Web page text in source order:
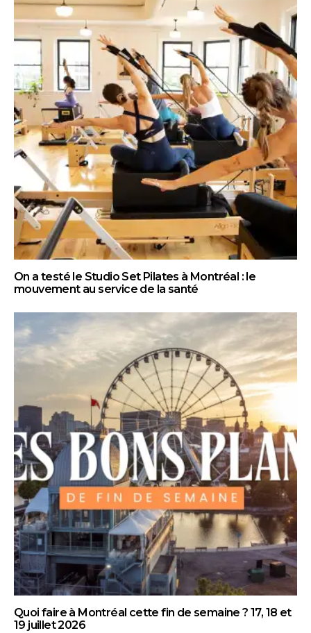
On a testé le Studio Set Pilates à Montréal : le
mouvement au service de la santé
Quoi faire à Montréal cette fin de semaine ? 17, 18 et
19 juillet 2026